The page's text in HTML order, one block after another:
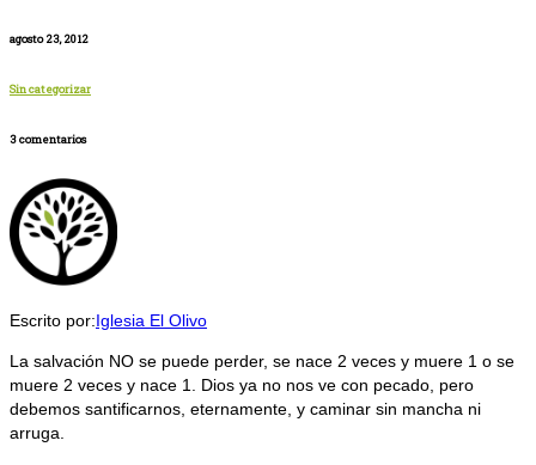
agosto 23, 2012
Sin categorizar
3 comentarios
Escrito por:Iglesia El Olivo
La salvación NO se puede perder, se nace 2 veces y muere 1 o se
muere 2 veces y nace 1. Dios ya no nos ve con pecado, pero
debemos santificarnos, eternamente, y caminar sin mancha ni
arruga.